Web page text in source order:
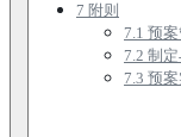
7 附则
7.1 预
7.2 制
7.3 预